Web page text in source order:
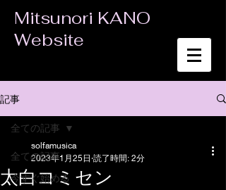
Mitsunori KANO
Website
記事
全ての記事
今すぐ始める
全ての記事
太白コミセン
solfamusica
2023年1月25日 読了時間: 2分